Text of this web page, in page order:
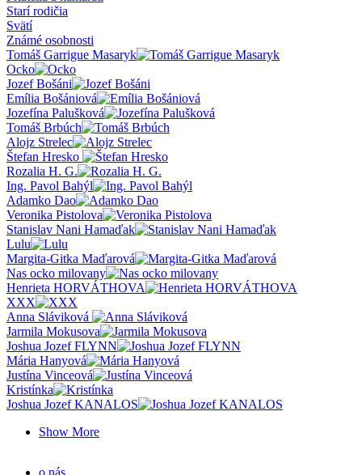
Starí rodičia
Svätí
Známé osobnosti
Tomáš Garrigue Masaryk
Ocko
Jozef Bošáni
Emília Bošániová
Jozefína Palušková
Tomáš Brbúch
Alojz Strelec
Štefan Hresko
Rozalia H. G.
Ing. Pavol Bahýl
Adamko Dao
Veronika Pistolova
Stanislav Nani Hamaďak
Lulu
Margita-Gitka Maďarová
Nas ocko milovany
Henrieta HORVÁTHOVA
XXX
Anna Sláviková
Jarmila Mokusova
Joshua Jozef FLYNN
Mária Hanyová
Justína Vinceová
Kristínka
Joshua Jozef KANALOS
Show More
o nás